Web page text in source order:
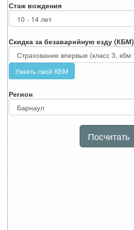
Стаж вождения
Скидка за безаварийную езду (КБМ)
Узнать свой КБМ
Регион
Посчитать